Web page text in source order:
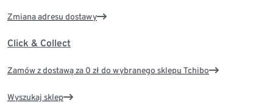
Zmiana adresu dostawy
Click & Collect
Zamów z dostawą za 0 zł do wybranego sklepu Tchibo
Wyszukaj sklep